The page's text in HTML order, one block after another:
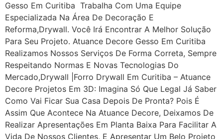
Gesso Em Curitiba Trabalha Com Uma Equipe
Especializada Na Área De Decoração E
Reforma,drywall. Você Irá Encontrar A Melhor Solução
Para Seu Projeto. Atuance Decore Gesso Em Curitiba
Realizamos Nossos Serviços De Forma Correta, Sempre
Respeitando Normas E Novas Tecnologias Do
Mercado,drywall |Forro Drywall Em Curitiba – Atuance
Decore Projetos Em 3D: Imagina Só Que Legal Já Saber
Como Vai Ficar Sua Casa Depois De Pronta? Pois É
Assim Que Acontece Na Atuance Decore, Deixamos De
Realizar Apresentações Em Planta Baixa Para Facilitar A
Vida De Nossos Clientes, E Apresentar Um Belo Projeto